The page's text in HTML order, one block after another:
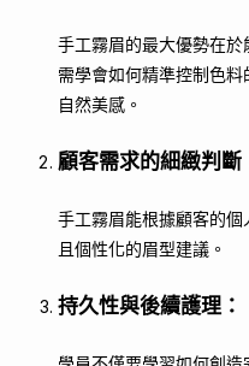
手工霧眉的最大優勢在
需學會如何精準控制色
自然美感。
顧客需求的細緻判斷
手工霧眉能根據顧客的
且個性化的眉型建議。
持久性與後續護理 ：